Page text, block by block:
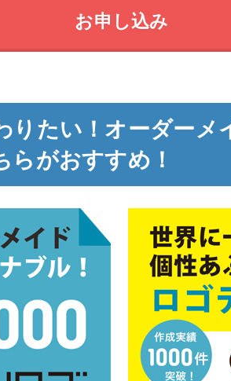
お申し込み
りたい！オーダーメ
らがおすすめ！